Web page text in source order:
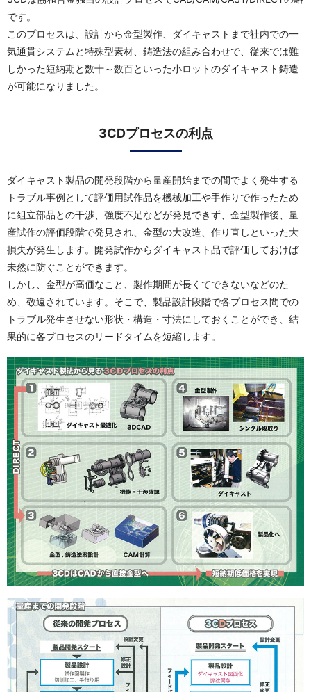
です。
このプロセスは、設計から金型製作、ダイキャストまで社内での一
気通貫システムと特殊型素材、鋳造法の組み合わせで、従来では難
しかった短納期と数十～数百といった小ロットのダイキャスト鋳造
が可能になりました。
3CDプロセスの利点
ダイキャスト製品の開発段階から量産開始までの間でよく発生する
トラブル事例として評価用試作品を機械加工や手作りで作ったため
に組立部品との干渉、強度不足などが発見できず、金型製作後、量
産試作の評価段階で発見され、金型の大改造、作り直しといった大
損失が発生します。開発試作からダイキャスト品で評価しておけば
未然に防ぐことができます。
しかし、金型が高価なこと、製作期間が長くてできないなどのた
め、敬遠されています。そこで、製品設計段階で各プロセス間での
トラブル発生させない形状・構造・寸法にしておくことができ、結
果的に各プロセスのリードタイムを短縮します。